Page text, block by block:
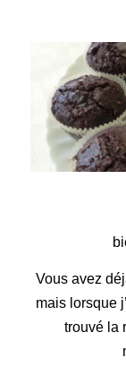
Vous avez
mais lorsque
trouvé la